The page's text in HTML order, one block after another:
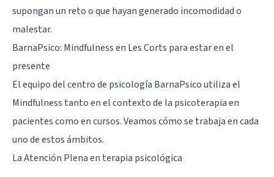
supongan un reto o que hayan generado incomodidad o
malestar.
BarnaPsico: Mindfulness en Les Corts para estar en el
presente
El equipo del centro de psicología BarnaPsico utiliza el
Mindfulness tanto en el contexto de la psicoterapia en
pacientes como en cursos. Veamos cómo se trabaja en cada
uno de estos ámbitos.
La Atención Plena en terapia psicológica